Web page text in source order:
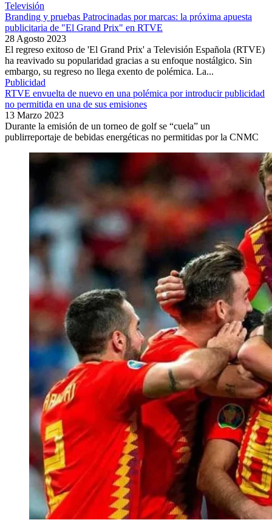
Televisión
Branding y pruebas Patrocinadas por marcas: la próxima apuesta
publicitaria de "El Grand Prix" en RTVE
28 Agosto 2023
El regreso exitoso de 'El Grand Prix' a Televisión Española (RTVE)
ha reavivado su popularidad gracias a su enfoque nostálgico. Sin
embargo, su regreso no llega exento de polémica. La...
Publicidad
RTVE envuelta de nuevo en una polémica por introducir publicidad
no permitida en una de sus emisiones
13 Marzo 2023
Durante la emisión de un torneo de golf se “cuela” un
publirreportaje de bebidas energéticas no permitidas por la CNMC